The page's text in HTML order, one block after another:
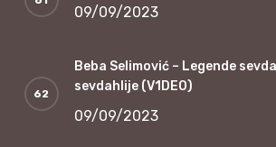
09/09/2023
Beba Selimović – Legende
sevdahlije (V1DEO)
09/09/2023